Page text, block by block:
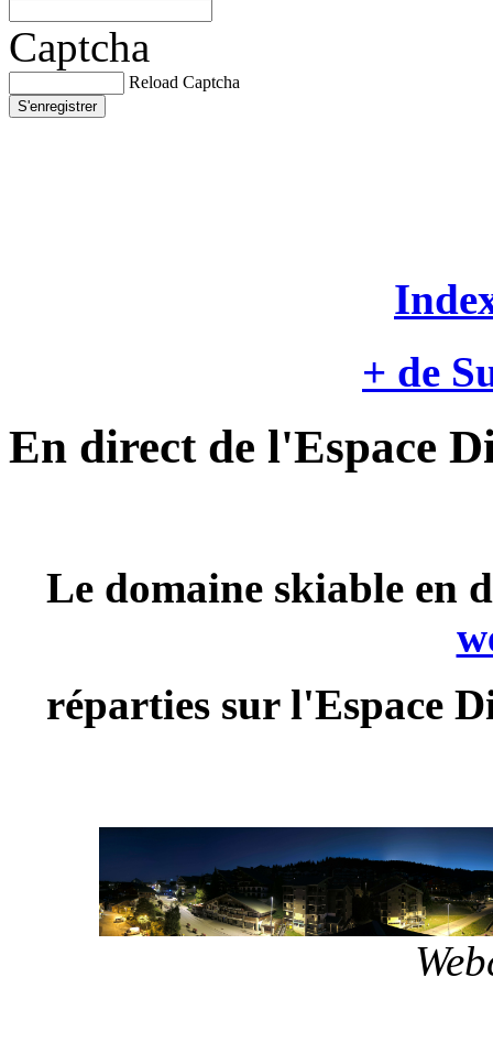
Captcha
Reload Captcha
S'enregistrer
+ de
En direct de l'Espace
Le domaine skiable en
réparties sur l'Espace